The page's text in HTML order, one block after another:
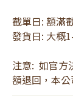
截單日: 額滿
發貨日: 大概
注意:  如官方
額退回，本